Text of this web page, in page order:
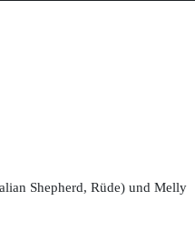
Shepherd, Rüde) und Melly